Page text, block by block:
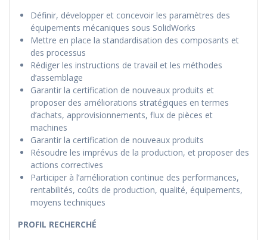
Définir, développer et concevoir les paramètres des
équipements mécaniques sous SolidWorks
Mettre en place la standardisation des composants et
des processus
Rédiger les instructions de travail et les méthodes
d’assemblage
Garantir la certification de nouveaux produits et
proposer des améliorations stratégiques en termes
d’achats, approvisionnements, flux de pièces et
machines
Garantir la certification de nouveaux produits
Résoudre les imprévus de la production, et proposer des
actions correctives
Participer à l’amélioration continue des performances,
rentabilités, coûts de production, qualité, équipements,
moyens techniques
PROFIL RECHERCHÉ